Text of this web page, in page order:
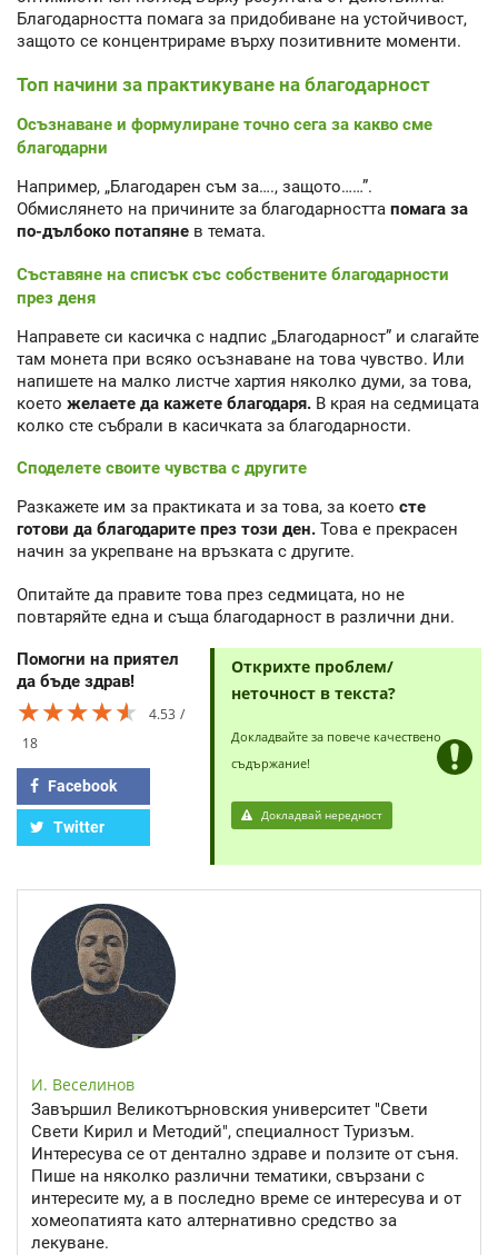
Благодарността помага за придобиване на устойчивост,
защото се концентрираме върху позитивните моменти.
Топ начини за практикуване на благодарност
Осъзнаване и формулиране точно сега за какво сме
благодарни
Например, „Благодарен съм за…., защото……”.
Обмислянето на причините за благодарността помага за
по-дълбоко потапяне в темата.
Съставяне на списък със собствените благодарности
през деня
Направете си касичка с надпис „Благодарност” и слагайте
там монета при всяко осъзнаване на това чувство. Или
напишете на малко листче хартия няколко думи, за това,
което желаете да кажете благодаря. В края на седмицата
колко сте събрали в касичката за благодарности.
Споделете своите чувства с другите
Разкажете им за практиката и за това, за което сте
готови да благодарите през този ден. Това е прекрасен
начин за укрепване на връзката с другите.
Опитайте да правите това през седмицата, но не
повтаряйте една и съща благодарност в различни дни.
Помогни на приятел
да бъде здрав!
★★★★★
★★★★★
★★★★★
4.53
18
Facebook
Twitter
Открихте проблем/
неточност в текста?
Докладвайте за повече качествено
съдържание!
Докладвай нередност
И. Веселинов
Завършил Великотърновския университет "Свети
Свети Кирил и Методий", специалност Туризъм.
Интересува се от дентално здраве и ползите от съня.
Пише на няколко различни тематики, свързани с
интересите му, а в последно време се интересува и от
хомеопатията като алтернативно средство за
лекуване.